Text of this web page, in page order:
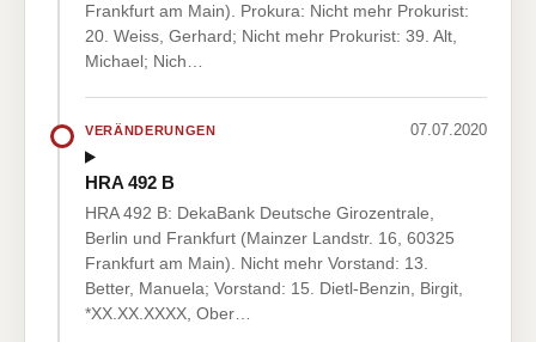
Frankfurt am Main). Prokura: Nicht mehr Prokurist:
20. Weiss, Gerhard; Nicht mehr Prokurist: 39. Alt,
Michael; Nich…
VERÄNDERUNGEN 07.07.2020
HRA 492 B
HRA 492 B: DekaBank Deutsche Girozentrale,
Berlin und Frankfurt (Mainzer Landstr. 16, 60325
Frankfurt am Main). Nicht mehr Vorstand: 13.
Better, Manuela; Vorstand: 15. Dietl-Benzin, Birgit,
*XX.XX.XXXX, Ober…